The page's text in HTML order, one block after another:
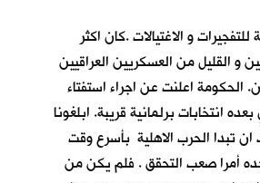
و الاغتيالات .كان اكثر
و القليل من العسكريين العراقيين
الحكومة اعلنت عن اجراء استفتاء
انتخابات برلمانية قريبة. ابلغونا
ان تبدا الحرب الاهلية بأسرع وقت
أمرا صعب التحقق . فلم يكن من